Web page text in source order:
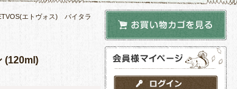
エトヴォス) バイタラ
(120ml)